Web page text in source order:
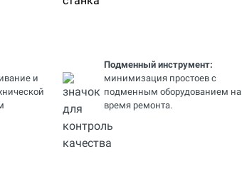
и
Подменный инструмент:
минимизация простоев с
подменным оборудованием на
время ремонта.